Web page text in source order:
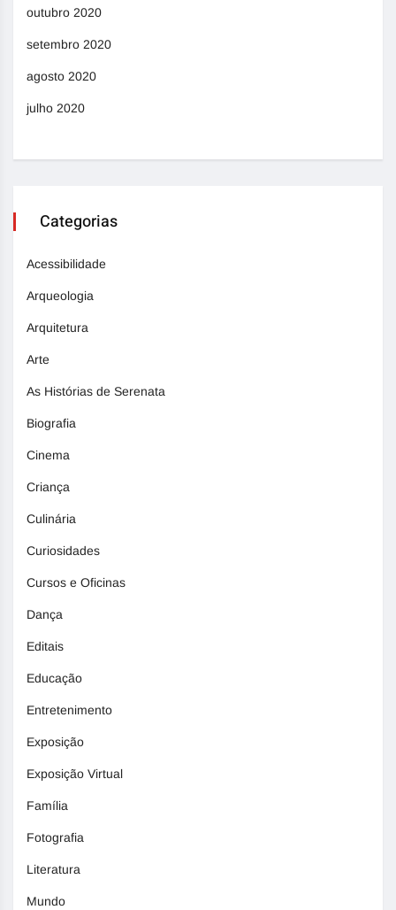
outubro 2020
setembro 2020
agosto 2020
julho 2020
Categorias
Acessibilidade
Arqueologia
Arquitetura
Arte
As Histórias de Serenata
Biografia
Cinema
Criança
Culinária
Curiosidades
Cursos e Oficinas
Dança
Editais
Educação
Entretenimento
Exposição
Exposição Virtual
Família
Fotografia
Literatura
Mundo